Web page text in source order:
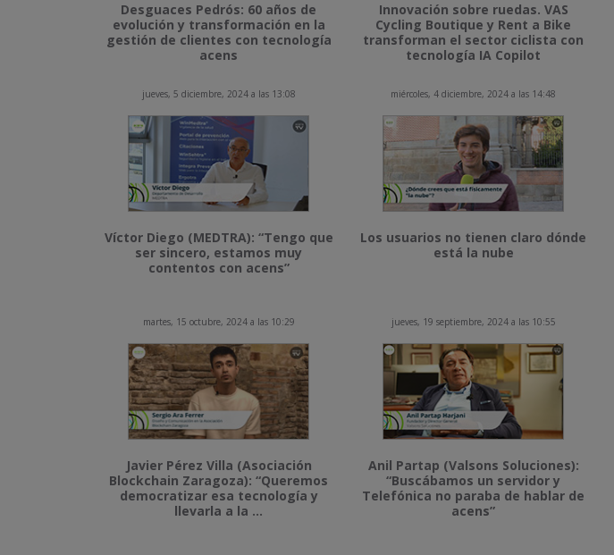
Desguaces Pedrós: 60 años de
evolución y transformación en la
gestión de clientes con tecnología
acens
Innovación sobre ruedas. VAS
Cycling Boutique y Rent a Bike
transforman el sector ciclista con
tecnología IA Copilot
jueves, 5 diciembre, 2024 a las 13:08
Víctor Diego (MEDTRA): “Tengo que
ser sincero, estamos muy
contentos con acens”
miércoles, 4 diciembre, 2024 a las 14:48
Los usuarios no tienen claro dónde
está la nube
martes, 15 octubre, 2024 a las 10:29
Javier Pérez Villa (Asociación
Blockchain Zaragoza): “Queremos
democratizar esa tecnología y
llevarla a la ...
jueves, 19 septiembre, 2024 a las 10:55
Anil Partap (Valsons Soluciones):
“Buscábamos un servidor y
Telefónica no paraba de hablar de
acens”